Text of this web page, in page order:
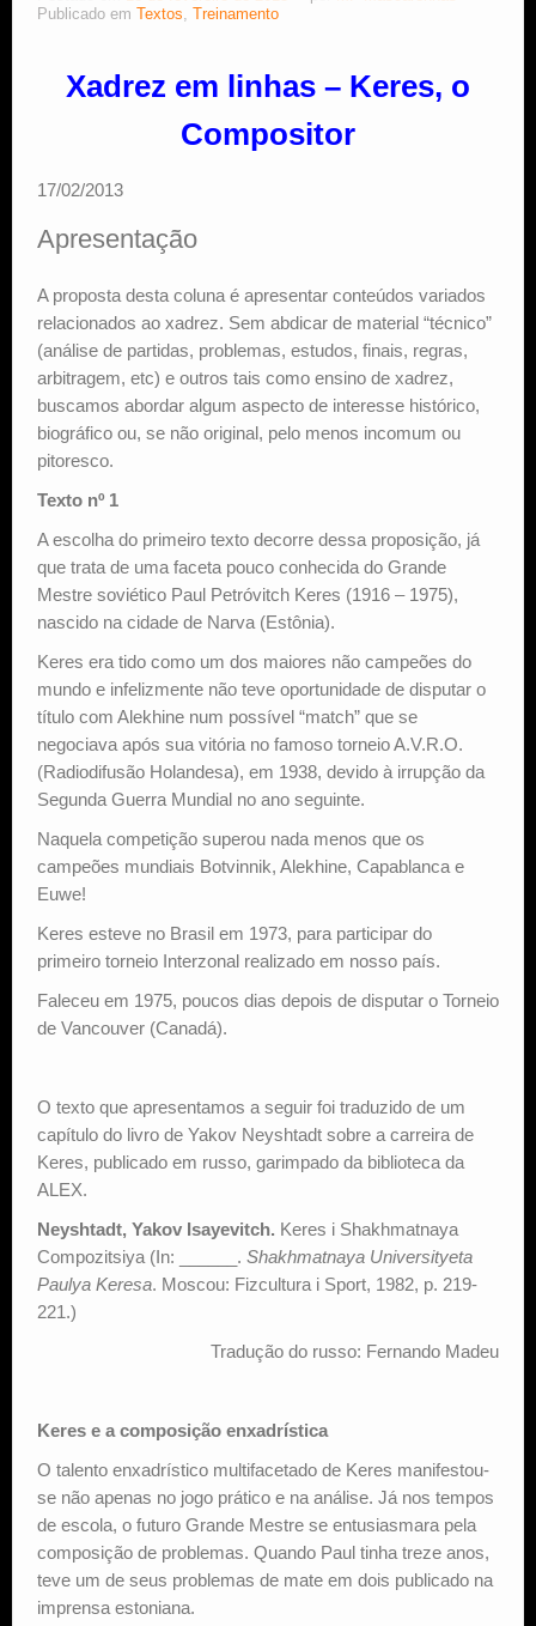
Publicado em
Textos, Treinamento
Xadrez em linhas – Keres, o
Compositor
17/02/2013
Apresentação
A proposta desta coluna é apresentar conteúdos variados
relacionados ao xadrez. Sem abdicar de material “técnico”
(análise de partidas, problemas, estudos, finais, regras,
arbitragem, etc) e outros tais como ensino de xadrez,
buscamos abordar algum aspecto de interesse histórico,
biográfico ou, se não original, pelo menos incomum ou
pitoresco.
Texto nº 1
A escolha do primeiro texto decorre dessa proposição, já
que trata de uma faceta pouco conhecida do Grande
Mestre soviético Paul Petróvitch Keres (1916 – 1975),
nascido na cidade de Narva (Estônia).
Keres era tido como um dos maiores não campeões do
mundo e infelizmente não teve oportunidade de disputar o
título com Alekhine num possível “match” que se
negociava após sua vitória no famoso torneio A.V.R.O.
(Radiodifusão Holandesa), em 1938, devido à irrupção da
Segunda Guerra Mundial no ano seguinte.
Naquela competição superou nada menos que os
campeões mundiais Botvinnik, Alekhine, Capablanca e
Euwe!
Keres esteve no Brasil em 1973, para participar do
primeiro torneio Interzonal realizado em nosso país.
Faleceu em 1975, poucos dias depois de disputar o Torneio
de Vancouver (Canadá).
O texto que apresentamos a seguir foi traduzido de um
capítulo do livro de Yakov Neyshtadt sobre a carreira de
Keres, publicado em russo, garimpado da biblioteca da
ALEX.
Neyshtadt, Yakov Isayevitch. Keres i Shakhmatnaya
Compozitsiya (In: ______. Shakhmatnaya Universityeta
Paulya Keresa. Moscou: Fizcultura i Sport, 1982, p. 219-
221.)
Tradução do russo: Fernando Madeu
Keres e a composição enxadrística
O talento enxadrístico multifacetado de Keres manifestou-
se não apenas no jogo prático e na análise. Já nos tempos
de escola, o futuro Grande Mestre se entusiasmara pela
composição de problemas. Quando Paul tinha treze anos,
teve um de seus problemas de mate em dois publicado na
imprensa estoniana.